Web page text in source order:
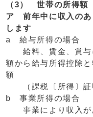
（3） 世帯の所得額
ア 前年中に収入のあ
します
a 給与所得の場合
給料、賃金、賞与
額から給与所得控除
額
（課税〔所得〕証
b 事業所得の場合
事業により収入が